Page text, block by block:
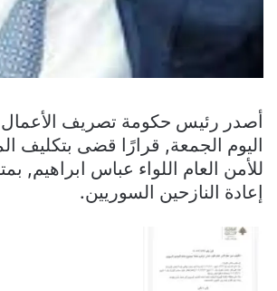
أصدر رئيس حكومة تصريف
اليوم الجمعة, قرارًا قضى بتكليف
للأمن العام اللواء عباس ابراهيم,
إعادة النازحين السوريين.